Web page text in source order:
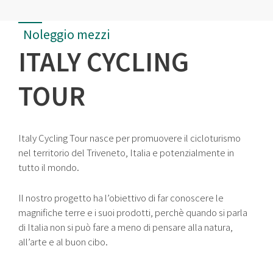
Noleggio mezzi
ITALY CYCLING
TOUR
Italy Cycling Tour nasce per promuovere il cicloturismo
nel territorio del Triveneto, Italia e potenzialmente in
tutto il mondo.
Il nostro progetto ha l’obiettivo di far conoscere le
magnifiche terre e i suoi prodotti, perchè quando si parla
di Italia non si può fare a meno di pensare alla natura,
all’arte e al buon cibo.